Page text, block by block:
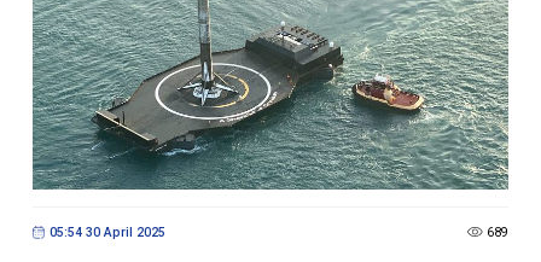
05:54 30 April 2025 689